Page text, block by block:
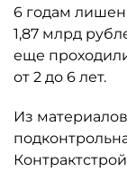
6 годам
1,87 млрд
еще
от 2 до 6 лет.
Из